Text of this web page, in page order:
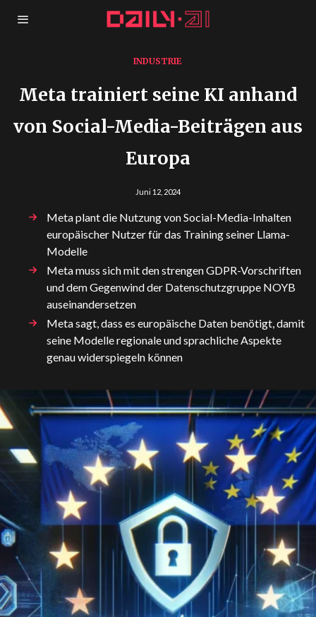
INDUSTRIE
Meta trainiert seine KI anhand
von Social-Media-Beiträgen aus
Europa
Juni 12, 2024
Meta plant die Nutzung von Social-Media-Inhalten
europäischer Nutzer für das Training seiner Llama-
Modelle
Meta muss sich mit den strengen GDPR-Vorschriften
und dem Gegenwind der Datenschutzgruppe NOYB
auseinandersetzen
Meta sagt, dass es europäische Daten benötigt, damit
seine Modelle regionale und sprachliche Aspekte
genau widerspiegeln können